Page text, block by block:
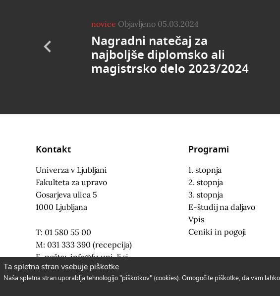
Ta spletna stran vsebuje piškotke
Naša spletna stran uporablja tehnologijo "piškotkov" (cookies). Omogočite piškotke, da vam
novice Objavljeno 05.03.2024
Nagradni natečaj za
najboljše diplomsko ali
magistrsko delo 2023/2024
Kontakt
Univerza v Ljubljani
Fakulteta za upravo
Gosarjeva ulica 5
1000 Ljubljana
T: 01 580 55 00
M: 031 333 390 (recepcija)
E-pošta:info@fu.uni-lj.si
Programi
1. stopnja
2. stopnja
3. stopnja
E-študij na daljavo
Vpis
Ceniki in pogoji